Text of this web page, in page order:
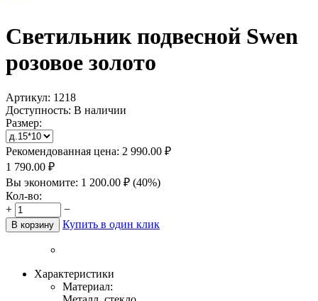
Светильник подвесной Swen
розовое золото
Артикул: 1218
Доступность: В наличии
Размер:
Рекомендованная цена: 2 990.00 ₽
1 790.00 ₽
Вы экономите: 1 200.00 ₽ (40%)
Кол-во:
+
−
В корзину Купить в один клик
Характеристики
Материал: